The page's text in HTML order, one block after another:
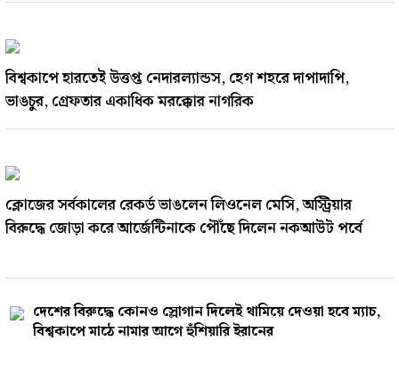
বিশ্বকাপে হারতেই উত্তপ্ত নেদারল্যান্ডস, হেগ শহরে দাপাদাপি,
ভাঙচুর, গ্রেফতার একাধিক মরক্কোর নাগরিক
ক্লোজের সর্বকালের রেকর্ড ভাঙলেন লিওনেল মেসি, অস্ট্রিয়ার
বিরুদ্ধে জোড়া করে আর্জেন্টিনাকে পৌঁছে দিলেন নকআউট পর্বে
দেশের বিরুদ্ধে কোনও স্লোগান দিলেই থামিয়ে দেওয়া হবে ম‍্যাচ,
বিশ্বকাপে মাঠে নামার আগে হুঁশিয়ারি ইরানের